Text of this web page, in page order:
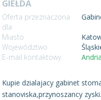
GIEŁDA
Oferta przeznaczona
dla
Miasto
Województwo
E-mail kontaktowy
Kupie dzialajacy gabinet
stanoviska,przynoszancy